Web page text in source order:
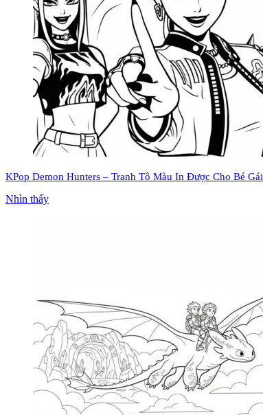
KPop Demon Hunters – Tranh Tô Màu In Được Cho Bé Gái
Nhìn thấy